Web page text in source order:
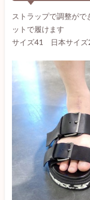
ストラップで調整がで
ットで履けます
サイズ41 日本サイズ